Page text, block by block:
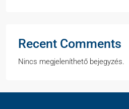
Recent Comments
Nincs megjeleníthető bejegyzés.